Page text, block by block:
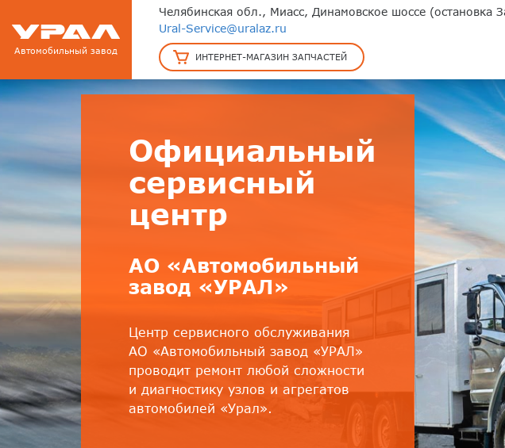
Автомобильный завод
Челябинская обл., Миасс, Динамовское шоссе (остановка
Ural-Service@uralaz.ru
ИНТЕРНЕТ-МАГАЗИН ЗАПЧАСТЕЙ
Официальный
сервисный
центр
АО «Автомобильный
завод «УРАЛ»
Центр сервисного обслуживания
АО «Автомобильный завод «УРАЛ»
проводит ремонт любой сложности
и диагностику узлов и агрегатов
автомобилей «Урал».